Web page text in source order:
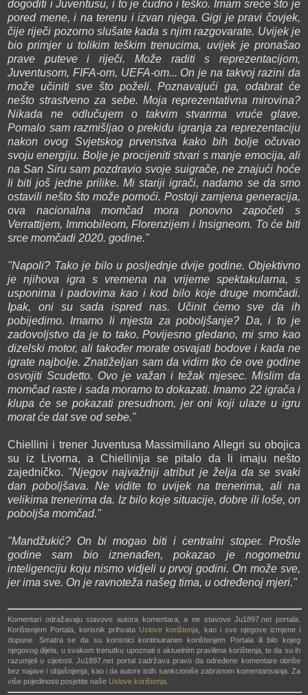
dogoditi i Juventusu, i to je čudno i teško. Imam sreće što je
pored mene, i na terenu i izvan njega. Gigi je pravi čovjek,
čije riječi pozorno slušate kada s njim razgovarate. Uvijek je
bio primjer u tolikim teškim trenucima, uvijek je pronašao
prave puteve i riječi. Može raditi s reprezentacijom,
Juventusom, FIFA-om, UEFA-om... On je na takvoj razini da
može učiniti sve što poželi. Poznavajući ga, odabrat će
nešto strastveno za sebe. Moja reprezentativna mirovina?
Nikada ne odlučujem o takvim stvarima vruće glave.
Pomalo sam razmišljao o prekidu igranja za reprezentaciju
nakon ovog Svjetskog prvenstva kako bih bolje očuvao
svoju energiju. Bolje je procijeniti stvari s manje emocija, ali
na San Siru sam pozdravio svoje suigrače, ne znajući hoće
li biti još jedne prilike. Mi stariji igrači, nadamo se da smo
ostavili nešto što može pomoći. Postoji zamjena generacija,
ova nacionalna momčad mora ponovno započeti s
Verrattijem, Immobileom, Florenzijem i Insigneom. To će biti
srce momčadi 2020. godine."
"Napoli? Tako je bilo u posljednje dvije godine. Objektivno
je njihova igra s vremena na vrijeme spektakularna, s
usponima i padovima kao i kod bilo koje druge momčadi.
Ipak, oni su sada ispred nas. Učinit ćemo sve da ih
pobijedimo. Imamo li mjesta za poboljšanje? Da, i to je
zadovoljstvo da je to tako. Povijesno gledano, mi smo kao
dizelski motor, ali također morate osvajati bodove i kada ne
igrate najbolje. Znatiželjan sam da vidim tko će ove godine
osvojiti Scudetto. Ovo je važan i težak mjesec. Mislim da
momčad raste i sada moramo to dokazati. Imamo 22 igrača i
klupa će se pokazati presudnom, jer oni koji ulaze u igru
morat će dat sve od sebe."
Chiellini i trener Juventusa Massimiliano Allegri su obojica
su iz Livorna, a Chiellinija se pitalo da li imaju nešto
zajedničko. "Njegov najvažniji atribut je želja da se svaki
dan poboljšava. Ne vidite to uvijek na trenerima, ali na
velikima trenerima da. Iz bilo koje situacije, dobre ili loše, on
poboljša momčad."
"Mandžukić? On bi mogao biti i centralni stoper. Prošle
godine sam bio iznenađen, pokazao je nogometnu
inteligenciju koju nismo vidjeli u prvoj godini. On može sve,
jer ima sve. On je ravnoteža našeg tima, u određenoj mjeri."
Komentari odražavaju stavove autora komentara, a ne stavove Ju1897.net portala.
Korištenjem Portala, korisnik prihvata Uslove korištenja , kao i sve njegove izmjene i
dopune. Smatra se da su korisnici kontinuiranim korištenjem Portala ili bilo kojeg
njegovog dijela, u svakom trenutku upoznati s aktuelnim pravilima korištenja, te da su ih
razumjeli u cijelosti. Ju1897.net portal zadržava pravo da određene komentare obriše
bez najave i objašnjenja, kao i da autore istih sankcioniše zabranom komentarisanja. Za
više pojedinosti posjetite naše Uslove korištenja